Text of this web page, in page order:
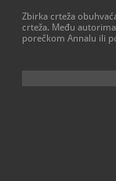
Zbirka crteža
crteža. Među
porečkom Annalu ili